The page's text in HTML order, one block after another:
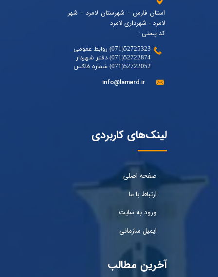
استان فارس - شهرستان لامرد - شهر
لامرد - شهرداری لامرد
کد پستی :
52725323(071) روابط عمومی
52722874(071) دفتر شهردار
52722052(071) شماره فاکس
info@lamerd.ir
لینک‌های کاربردی
صفحه اصلی
ارتباط با ما
ورود به سایت
ایمیل سازمانی
آخرین مطالب